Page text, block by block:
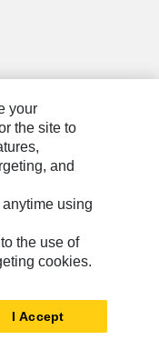
your
the site to
and
using
the use of
cookies.
I Accept